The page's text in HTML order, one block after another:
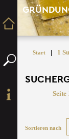
Start | 1
Seite
Sortieren nach